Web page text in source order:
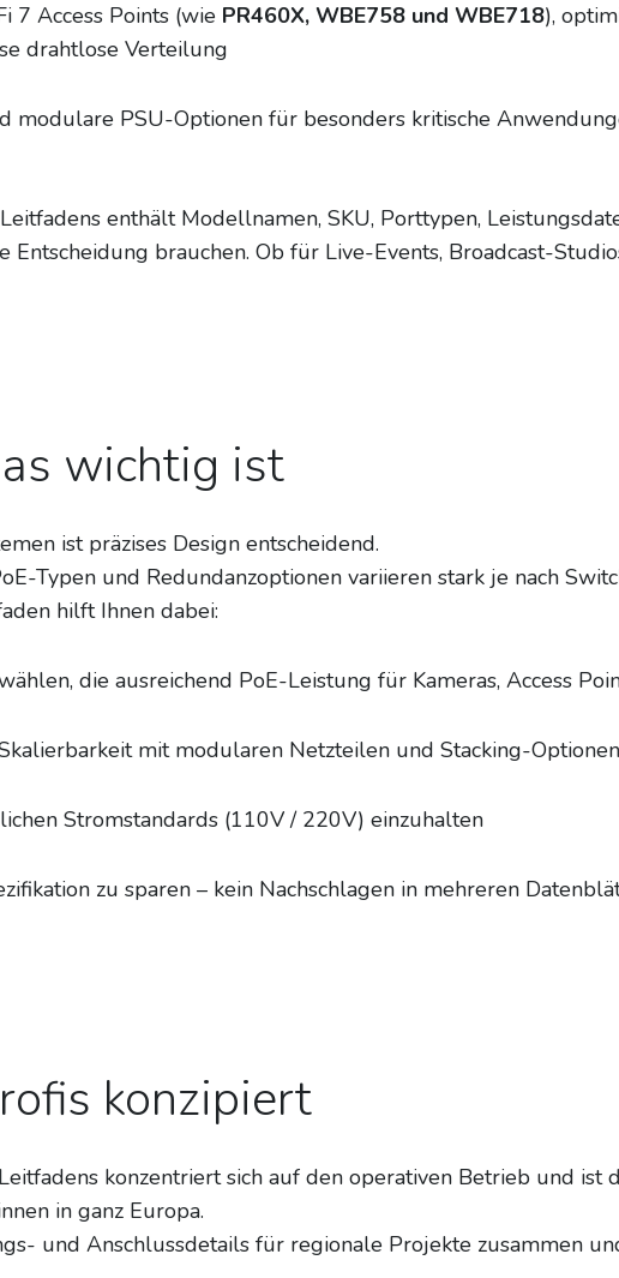
7 Access Points (wie PR460X, WBE758 und WBE718),
drahtlose Verteilung
modulare PSU-Optionen für besonders kritische
enthält Modellnamen, SKU, Porttypen,
Entscheidung brauchen. Ob für Live-Events, Broadcast-
wichtig ist
ist präzises Design entscheidend.
Typen und Redundanzoptionen variieren stark je nach
hilft Ihnen dabei:
die ausreichend PoE-Leistung für Kameras, Access
mit modularen Netzteilen und Stacking-
Stromstandards (110V / 220V) einzuhalten
zu sparen – kein Nachschlagen in mehreren
konzipiert
konzentriert sich auf den operativen Betrieb und
in ganz Europa.
und Anschlussdetails für regionale Projekte zusammen